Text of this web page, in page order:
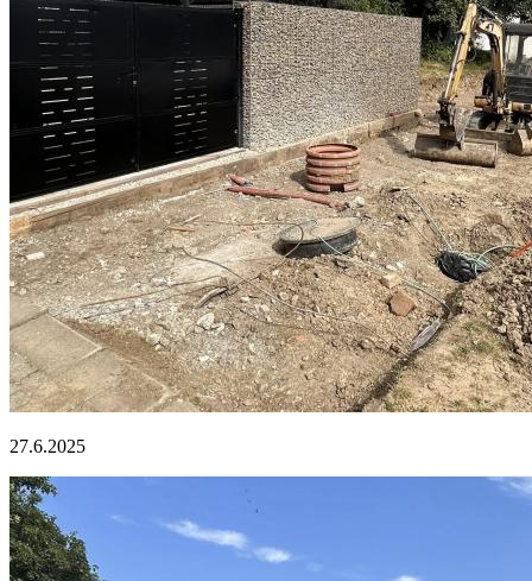
27.6.2025